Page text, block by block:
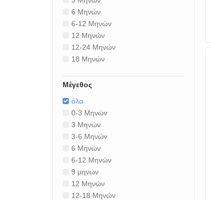
6 Μηνών
6-12 Μηνών
12 Μηνών
12-24 Μηνών
18 Μηνών
Μέγεθος
όλα
0-3 Μηνών
3 Μηνών
3-6 Μηνών
6 Μηνών
6-12 Μηνών
9 μηνών
12 Μηνών
12-18 Μηνών